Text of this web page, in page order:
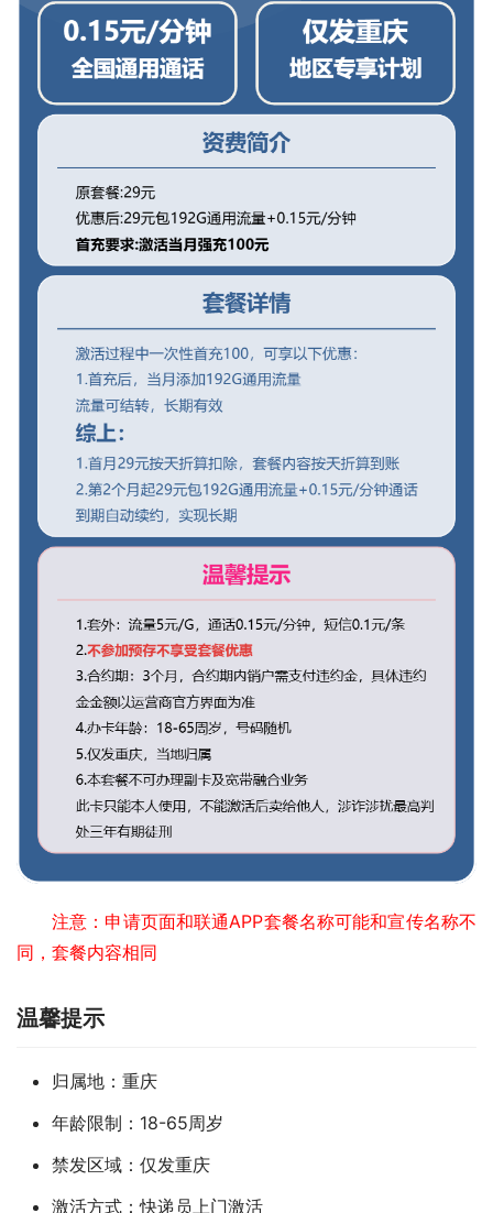
注意：申请页面和联通APP套餐名称可能和宣传名称不
同，套餐内容相同
温馨提示
归属地：重庆
年龄限制：18-65周岁
禁发区域：仅发重庆
激活方式：快递员上门激活